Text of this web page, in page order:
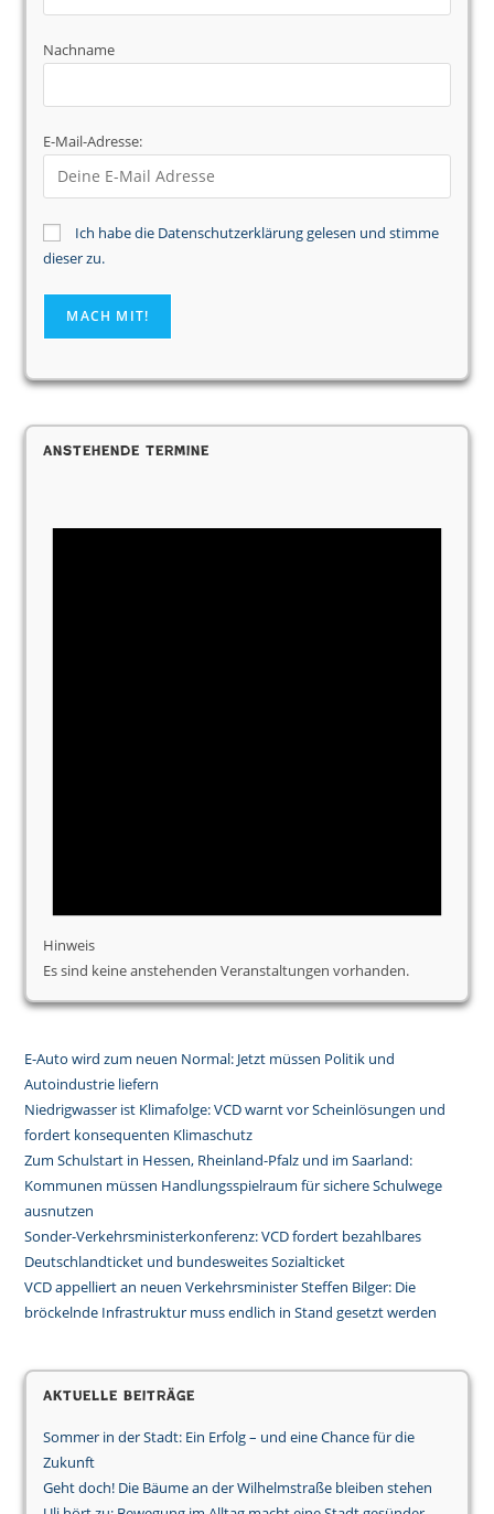
Nachname
E-Mail-Adresse:
Ich habe die Datenschutzerklärung gelesen und stimme
dieser zu.
Anstehende Termine
Hinweis
Es sind keine anstehenden Veranstaltungen vorhanden.
E-Auto wird zum neuen Normal: Jetzt müssen Politik und
Autoindustrie liefern
Niedrigwasser ist Klimafolge: VCD warnt vor Scheinlösungen und
fordert konsequenten Klimaschutz
Zum Schulstart in Hessen, Rheinland-Pfalz und im Saarland:
Kommunen müssen Handlungsspielraum für sichere Schulwege
ausnutzen
Sonder-Verkehrsministerkonferenz: VCD fordert bezahlbares
Deutschlandticket und bundesweites Sozialticket
VCD appelliert an neuen Verkehrsminister Steffen Bilger: Die
bröckelnde Infrastruktur muss endlich in Stand gesetzt werden
Aktuelle Beiträge
Sommer in der Stadt: Ein Erfolg – und eine Chance für die
Zukunft
Geht doch! Die Bäume an der Wilhelmstraße bleiben stehen